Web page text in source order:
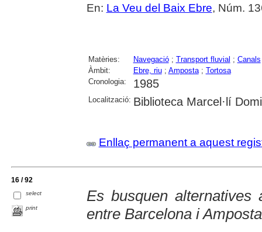
En: La Veu del Baix Ebre, Núm.
Matèries: Navegació; Transport fluvial ; Canals
Àmbit:
Ebre, riu; Amposta; Tortosa
Cronologia:
1985
Localització: Biblioteca Marcel·lí
Enllaç permanent a aquest
16 / 92
select
print
Es busquen
entre Barcelona i Amposta